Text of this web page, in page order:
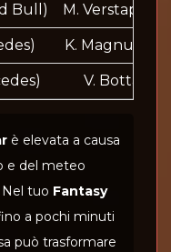
Bull) M. Verstappen
K. Magnussen
V. Bottas
è elevata a causa
e del meteo
tuo Fantasy
a pochi minuti
può trasformare